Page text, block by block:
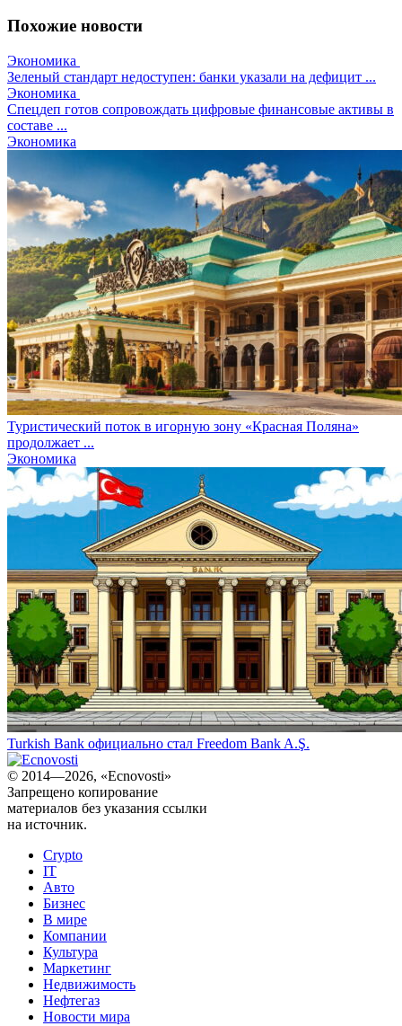
Похожие новости
Экономика
Зеленый стандарт недоступен: банки указали на дефицит ...
Экономика
Спецдеп готов сопровождать цифровые финансовые активы в
составе ...
Экономика
Туристический поток в игорную зону «Красная Поляна»
продолжает ...
Экономика
Turkish Bank официально стал Freedom Bank A.Ş.
© 2014—2026, «Ecnovosti»
Запрещено копирование
материалов без указания ссылки
на источник.
Crypto
IT
Авто
Бизнес
В мире
Компании
Культура
Маркетинг
Недвижимость
Нефтегаз
Новости мира